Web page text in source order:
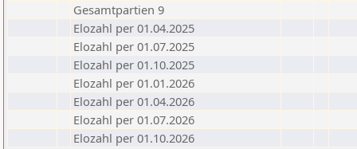
Gesamtpartien 9
Elozahl per 01.04.2025
Elozahl per 01.07.2025
Elozahl per 01.10.2025
Elozahl per 01.01.2026
Elozahl per 01.04.2026
Elozahl per 01.07.2026
Elozahl per 01.10.2026